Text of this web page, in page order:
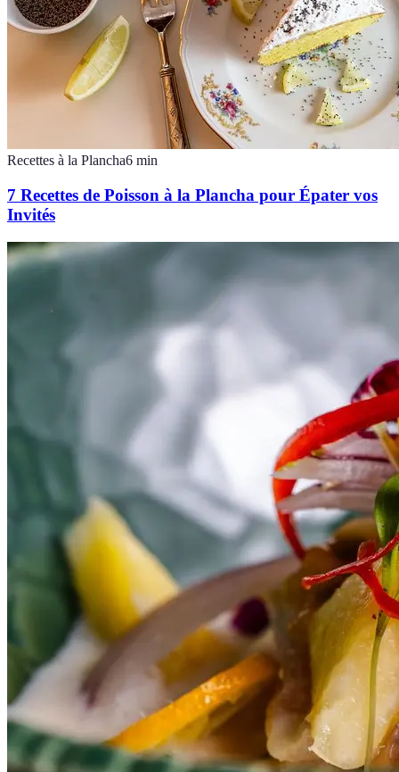
Recettes à la Plancha6 min
7 Recettes de Poisson à la Plancha pour Épater vos
Invités